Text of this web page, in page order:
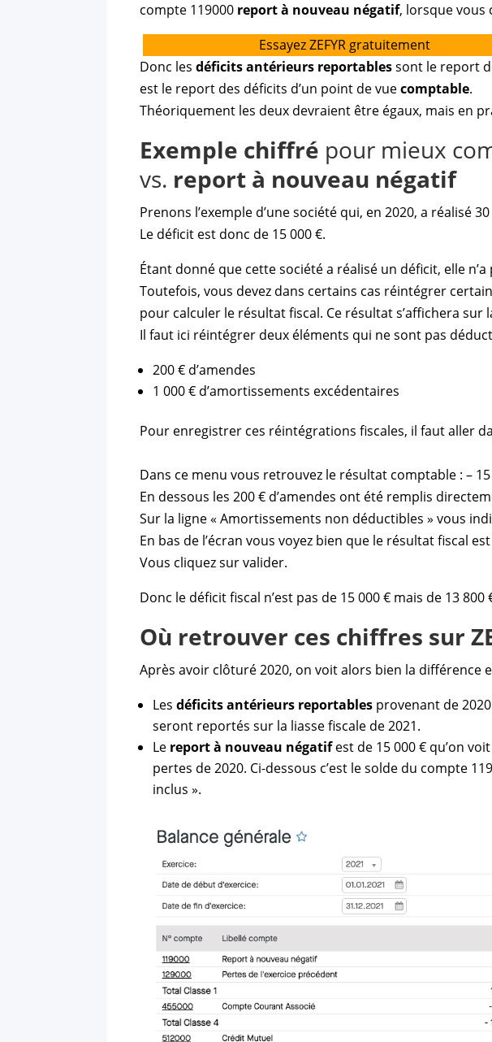
compte 119000 report à nouveau négatif, lorsque vous
Essayez ZEFYR gratuitement
Donc lesdéficits antérieurs reportablessont le report
est le report des déficits d’un point de vuecomptable.
Théoriquement les deux devraient être égaux, mais en
Exemple chiffré pour mieux
vs. report à nouveau négatif
Prenons l’exemple d’une société qui, en 2020, a réalisé
Le déficit est donc de 15 000 €.
Étant donné que cette société a réalisé un déficit, elle n’a
Toutefois, vous devez dans certains cas réintégrer
pour calculer le résultat fiscal. Ce résultat s’affichera sur
Il faut ici réintégrer deux éléments qui ne sont pas
200 € d’amendes
1 000 € d’amortissements excédentaires
Pour enregistrer ces réintégrations fiscales, il faut aller
Dans ce menu vous retrouvez le résultat comptable : – 15
En dessous les 200 € d’amendes ont été remplis
Sur la ligne « Amortissements non déductibles » vous
En bas de l’écran vous voyez bien que le résultat fiscal
Vous cliquez sur valider.
Donc le déficit fiscal n’est pas de 15 000 € mais de 13 800
Où retrouver ces chiffres sur
Après avoir clôturé 2020, on voit alors bien la
Lesdéficits antérieurs reportables provenant de
seront reportés sur la liasse fiscale de 2021.
Le report à nouveau négatifest de 15 000 € qu’on
pertes de 2020. Ci-dessous c’est le solde du compte
inclus ».